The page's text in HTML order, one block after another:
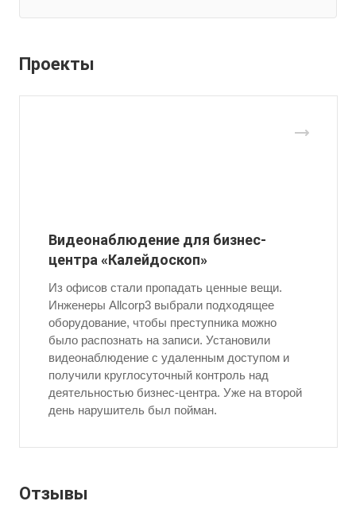
Проекты
Видеонаблюдение для бизнес-
центра «Калейдоскоп»
Из офисов стали пропадать ценные вещи.
Инженеры Allcorp3 выбрали подходящее
оборудование, чтобы преступника можно
было распознать на записи. Установили
видеонаблюдение с удаленным доступом и
получили круглосуточный контроль над
деятельностью бизнес-центра. Уже на второй
день нарушитель был пойман.
Отзывы